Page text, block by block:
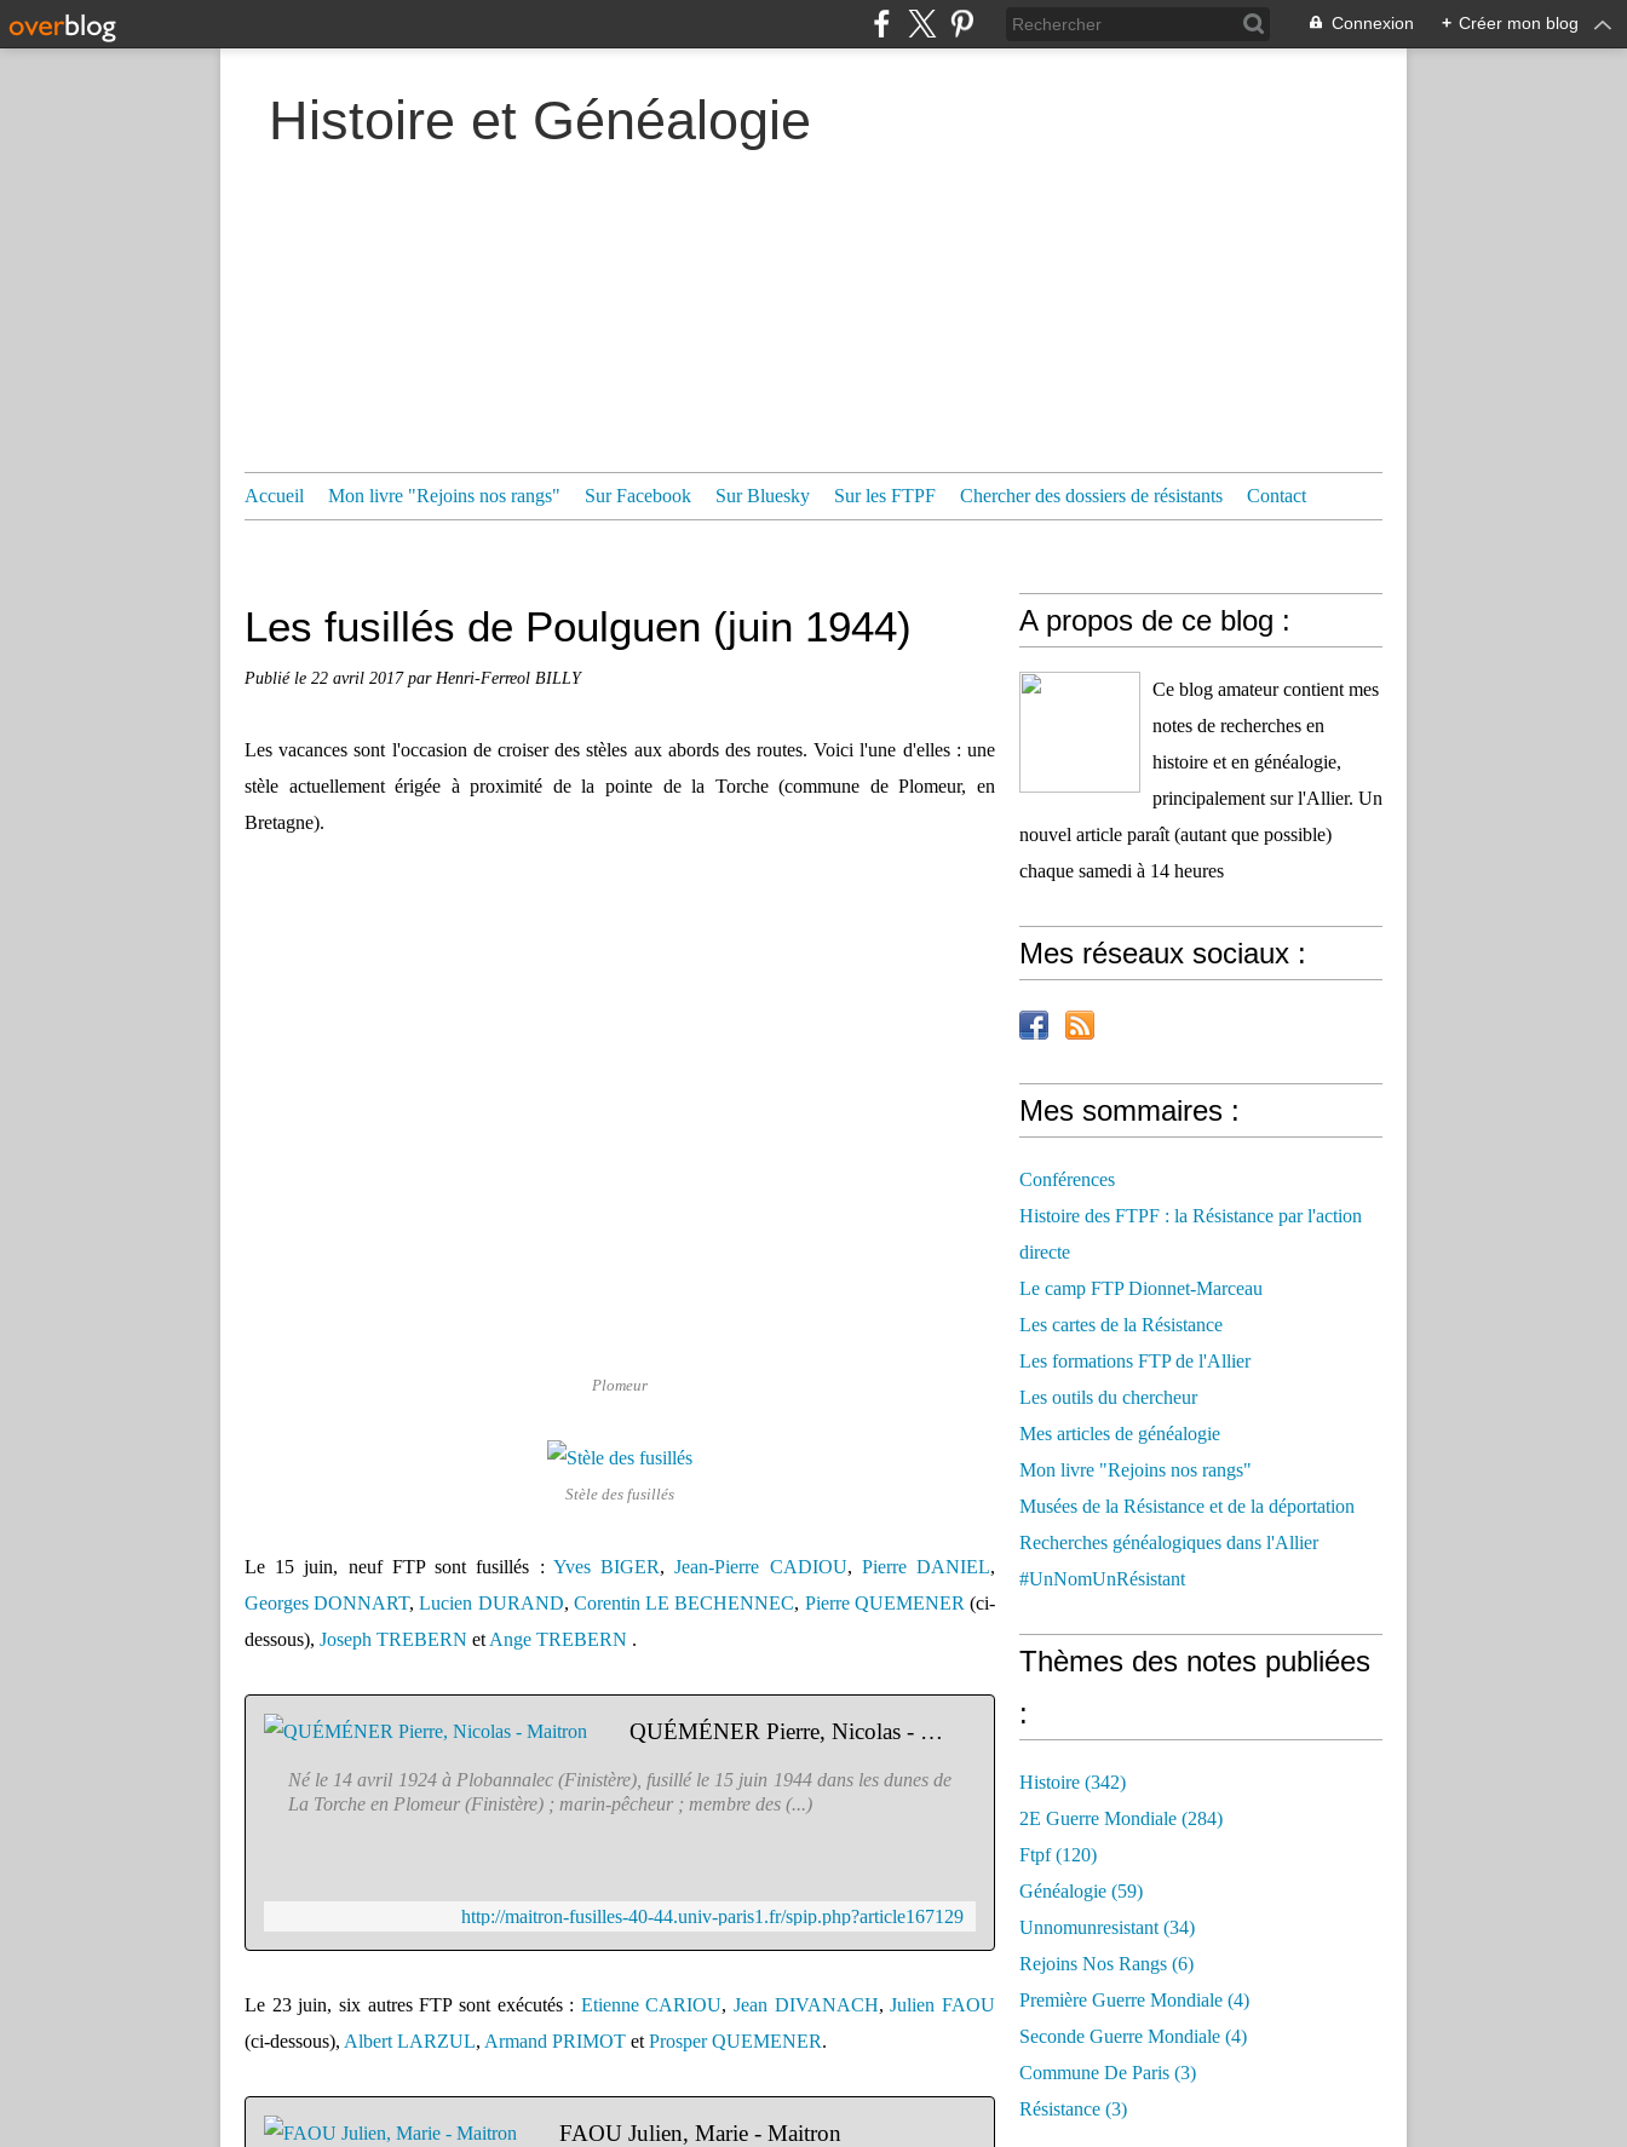
Connexion + Créer mon blog
Histoire et Généalogie
Accueil Mon livre "Rejoins nos rangs" Sur Facebook Sur Bluesky Sur les FTPF Chercher des dossiers de résistants Contact
Les fusillés de Poulguen (juin 1944)
Publié le 22 avril 2017par Henri-Ferreol BILLY
Les vacances sont l'occasion de croiser des stèles aux abords des routes. Voici l'une d'elles : une
stèle actuellement érigée à proximité de la pointe de la Torche (commune de Plomeur, en
Bretagne).
Plomeur
Stèle des fusillés
Le 15 juin, neuf FTP sont fusillés : Yves BIGER,Jean-Pierre CADIOU, Pierre DANIEL,
Georges DONNART,Lucien DURAND, Corentin LE BECHENNEC, Pierre QUEMENER(ci-
dessous), Joseph TREBERN et Ange TREBERN .
QUÉMÉNER Pierre, Nicolas - Maitron
Né le 14 avril 1924 à Plobannalec (Finistère), fusillé le 15 juin 1944 dans les dunes de
La Torche en Plomeur (Finistère) ; marin-pêcheur ; membre des (...)
http://maitron-fusilles-40-44.univ-paris1.fr/spip.php?article167129
Le 23 juin, six autres FTP sont exécutés : Etienne CARIOU,Jean DIVANACH,Julien FAOU
(ci-dessous), Albert LARZUL, Armand PRIMOT et Prosper QUEMENER.
FAOU Julien, Marie - Maitron
A propos de ce blog :
Ce blog amateur contient mes
notes de recherches en
histoire et en généalogie,
principalement sur l'Allier. Un
nouvel article paraît (autant que possible)
chaque samedi à 14 heures
Mes réseaux sociaux :
Mes sommaires :
Conférences
Histoire des FTPF : la Résistance par l'action
directe
Le camp FTP Dionnet-Marceau
Les cartes de la Résistance
Les formations FTP de l'Allier
Les outils du chercheur
Mes articles de généalogie
Mon livre "Rejoins nos rangs"
Musées de la Résistance et de la déportation
Recherches généalogiques dans l'Allier
#UnNomUnRésistant
Thèmes des notes publiées
:
Histoire (342)
2E Guerre Mondiale (284)
Ftpf (120)
Généalogie (59)
Unnomunresistant (34)
Rejoins Nos Rangs (6)
Première Guerre Mondiale (4)
Seconde Guerre Mondiale (4)
Commune De Paris (3)
Résistance (3)